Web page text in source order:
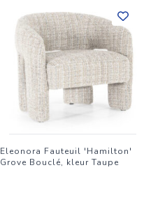
Eleonora Fauteuil 'Hamilton'
Grove Bouclé, kleur Taupe